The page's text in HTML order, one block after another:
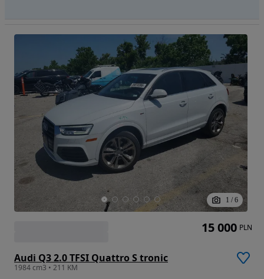
1 / 6
Audi Q3 2.0 TFSI Quattro S tronic
1984 cm3 • 211 KM
15 000 PLN